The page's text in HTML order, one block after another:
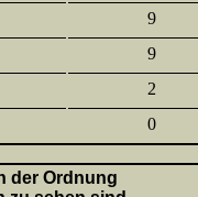
9
9
2
0
der Ordnung